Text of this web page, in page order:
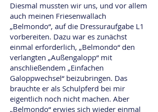
Diesmal mussten wir uns, und vor allem
auch meinen Friesenwallach
„Belmondo“, auf die Dressuraufgabe L1
vorbereiten. Dazu war es zunächst
einmal erforderlich, „Belmondo“ den
verlangten „Außengalopp“ mit
anschließendem „Einfachen
Galoppwechsel“ beizubringen. Das
brauchte er als Schulpferd bei mir
eigentlich noch nicht machen. Aber
„Belmondo“ erwies sich wieder einmal